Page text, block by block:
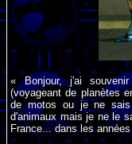
« Bonjour, j'ai
(voyageant de planètes
de motos ou je ne sais
d'animaux mais je ne le
France... dans les